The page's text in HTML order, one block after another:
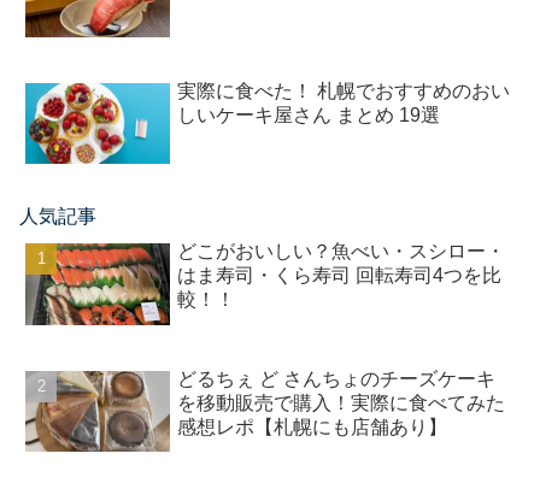
実際に食べた！ 札幌でおすすめのおい
しいケーキ屋さん まとめ 19選
人気記事
どこがおいしい？魚べい・スシロー・
はま寿司・くら寿司 回転寿司4つを比
較！！
どるちぇ ど さんちょのチーズケーキ
を移動販売で購入！実際に食べてみた
感想レポ【札幌にも店舗あり】